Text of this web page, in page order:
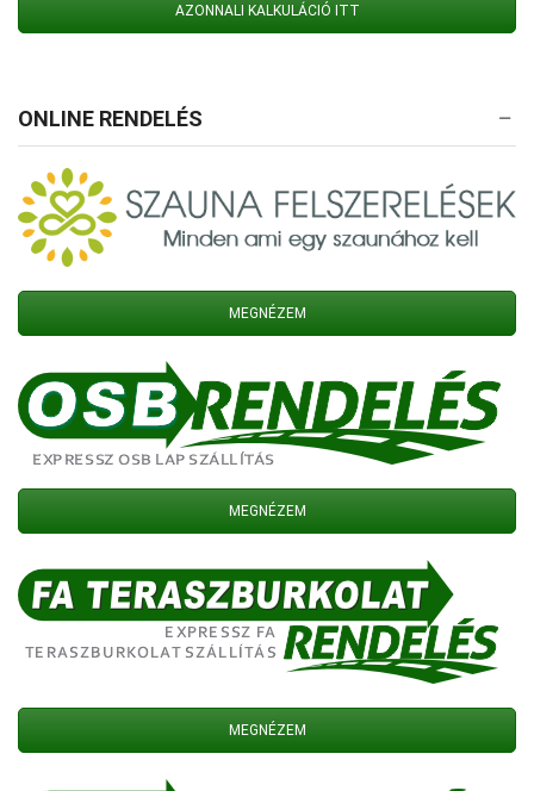
AZONNALI KALKULÁCIÓ ITT
ONLINE RENDELÉS
MEGNÉZEM
MEGNÉZEM
MEGNÉZEM